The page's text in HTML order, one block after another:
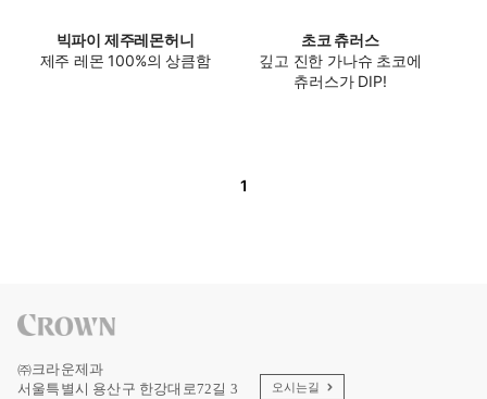
빅파이 제주레몬허니
제주 레몬 100%의 상큼함
초코 츄러스
깊고 진한 가나슈 초코에
츄러스가 DIP!
1
㈜크라운제과
서울특별시 용산구 한강대로72길 3
오시는길